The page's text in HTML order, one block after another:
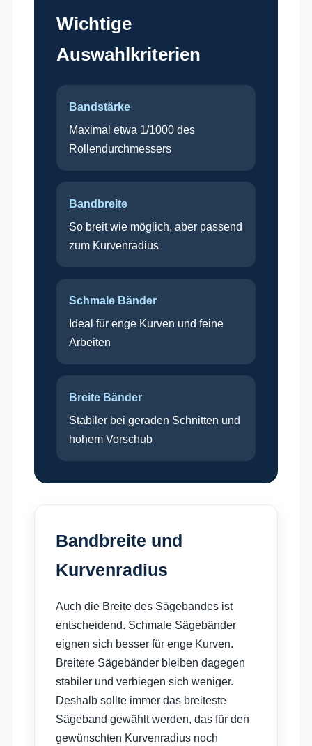
Wichtige
Auswahlkriterien
Bandstärke
Maximal etwa 1/1000 des
Rollendurchmessers
Bandbreite
So breit wie möglich, aber passend
zum Kurvenradius
Schmale Bänder
Ideal für enge Kurven und feine
Arbeiten
Breite Bänder
Stabiler bei geraden Schnitten und
hohem Vorschub
Bandbreite und
Kurvenradius
Auch die Breite des Sägebandes ist
entscheidend. Schmale Sägebänder
eignen sich besser für enge Kurven.
Breitere Sägebänder bleiben dagegen
stabiler und verbiegen sich weniger.
Deshalb sollte immer das breiteste
Sägeband gewählt werden, das für den
gewünschten Kurvenradius noch